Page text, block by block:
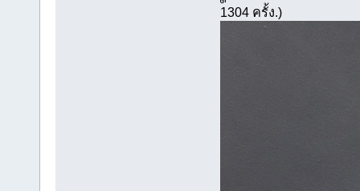
1304 ครั้ง.)